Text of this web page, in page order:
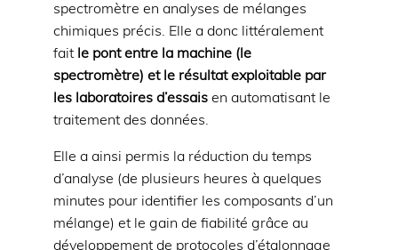
spectromètre en analyses de mélanges
chimiques précis. Elle a donc littéralement
fait le pont entre la machine (le
spectromètre) et le résultat exploitable par
les laboratoires d’essaisen automatisant le
traitement des données.
Elle a ainsi permis la réduction du temps
d’analyse (de plusieurs heures à quelques
minutes pour identifier les composants d’un
mélange) et le gain de fiabilité grâce au
développement de protocoles d’étalonnage